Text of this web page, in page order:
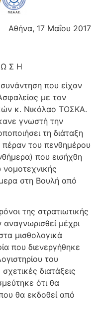
Αθήνα, 17 Μαΐου 2017
Σ Η
που είχαν
με τον
κ. Νικόλαο ΤΟΣΚΑ.
γνωστή την
τη διάταξη
του πενθημέρου
που εισήχθη
στη Βουλή από
της στρατιωτικής
μέχρι
μισθολογικά
που διενεργήθηκε
του
διατάξεις
ότι θα
θα εκδοθεί από